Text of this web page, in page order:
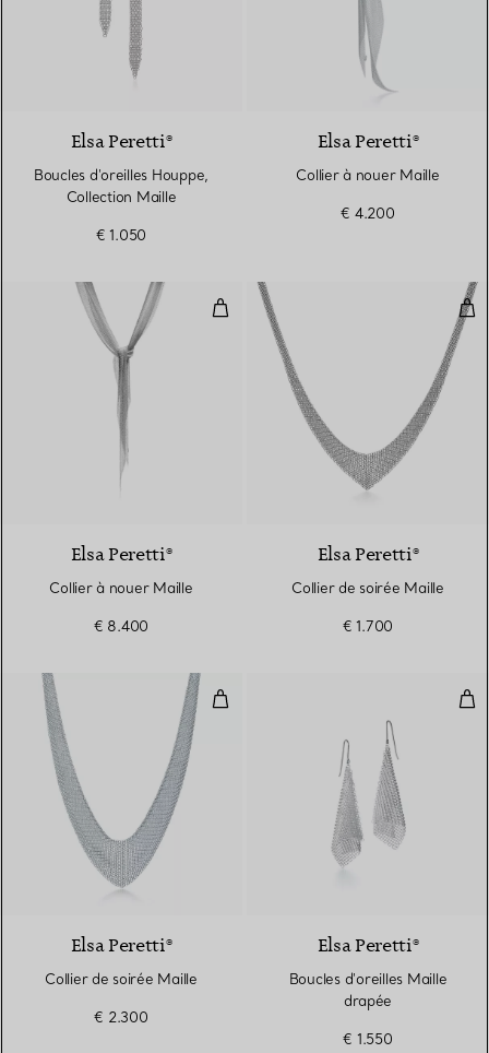
Elsa Peretti®
Boucles d'oreilles Houppe,
Collection Maille
€ 1.050
Elsa Peretti®
Collier à nouer Maille
€ 4.200
Collier à nouer Maille
Elsa Peretti®
Collier à nouer Maille
€ 8.400
Elsa Peretti®
Collier de soirée Maille
€ 1.700
Collier de soirée Maille
Elsa Peretti®
Collier de soirée Maille
€ 2.300
Elsa Peretti®
Boucles d'oreilles Maille
drapée
€ 1.550